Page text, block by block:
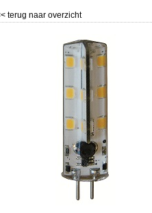
terug naar overzicht